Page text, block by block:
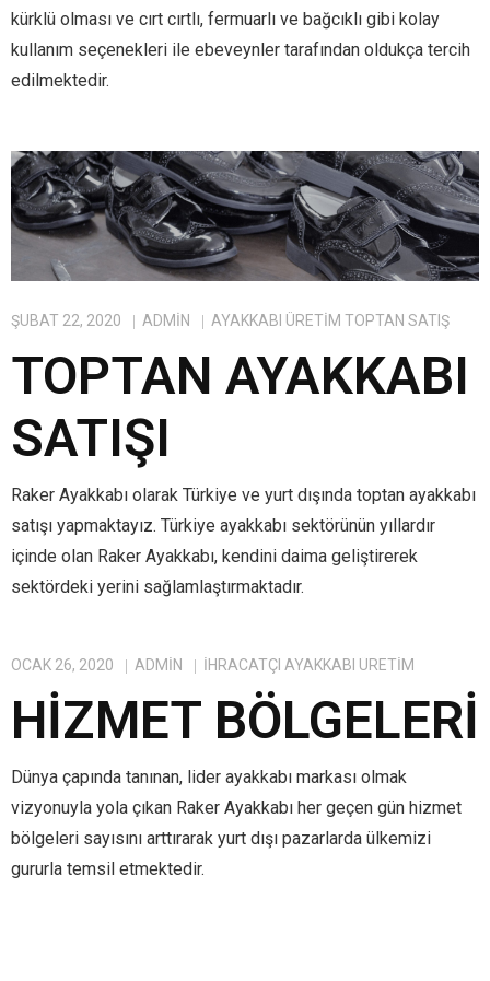
kürklü olması ve cırt cırtlı, fermuarlı ve bağcıklı gibi kolay
kullanım seçenekleri ile ebeveynler tarafından oldukça tercih
edilmektedir.
ŞUBAT 22, 2020 ADMIN AYAKKABI ÜRETIM TOPTAN SATIŞ
TOPTAN AYAKKABI
SATIŞI
Raker Ayakkabı olarak Türkiye ve yurt dışında toptan ayakkabı
satışı yapmaktayız. Türkiye ayakkabı sektörünün yıllardır
içinde olan Raker Ayakkabı, kendini daima geliştirerek
sektördeki yerini sağlamlaştırmaktadır.
OCAK 26, 2020 ADMIN IHRACATÇI AYAKKABI ÜRETIM
HIZMET BÖLGELERI
Dünya çapında tanınan, lider ayakkabı markası olmak
vizyonuyla yola çıkan Raker Ayakkabı her geçen gün hizmet
bölgeleri sayısını arttırarak yurt dışı pazarlarda ülkemizi
gururla temsil etmektedir.